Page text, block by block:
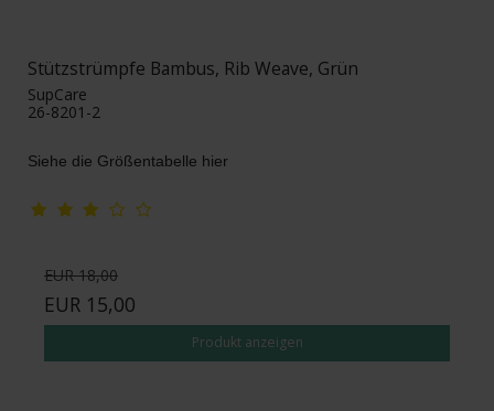
Stützstrümpfe Bambus, Rib Weave, Grün
SupCare
26-8201-2
Siehe die Größentabelle hier
EUR 18,00
EUR 15,00
Produkt anzeigen